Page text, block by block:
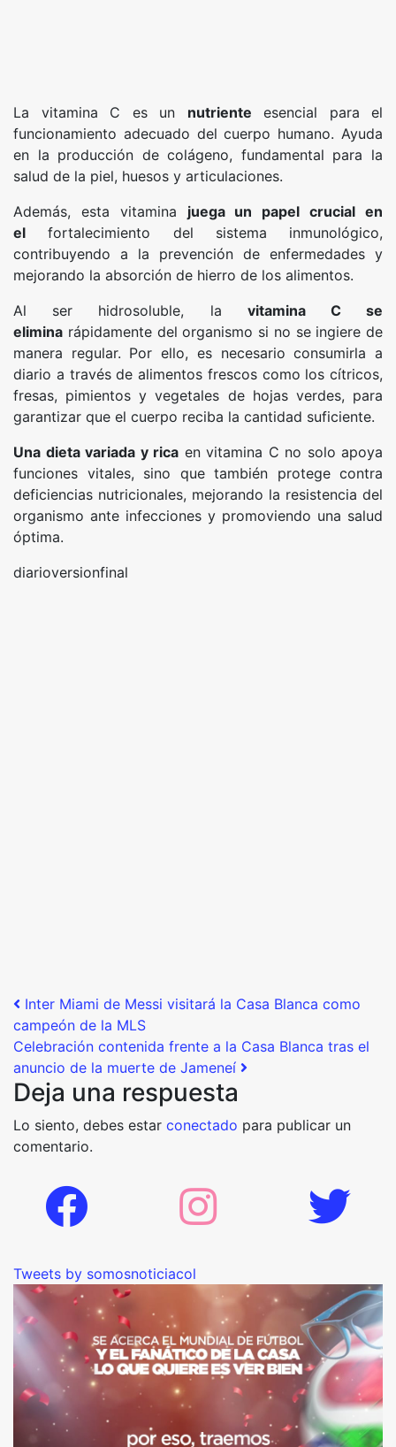
La vitamina C es un nutriente esencial para el
funcionamiento adecuado del cuerpo humano. Ayuda
en la producción de colágeno, fundamental para la
salud de la piel, huesos y articulaciones.
Además, esta vitamina juega un papel crucial en
el fortalecimiento del sistema inmunológico,
contribuyendo a la prevención de enfermedades y
mejorando la absorción de hierro de los alimentos.
Al ser hidrosoluble, la vitamina C se
elimina rápidamente del organismo si no se ingiere de
manera regular. Por ello, es necesario consumirla a
diario a través de alimentos frescos como los cítricos,
fresas, pimientos y vegetales de hojas verdes, para
garantizar que el cuerpo reciba la cantidad suficiente.
Una dieta variada y rica en vitamina C no solo apoya
funciones vitales, sino que también protege contra
deficiencias nutricionales, mejorando la resistencia del
organismo ante infecciones y promoviendo una salud
óptima.
diarioversionfinal
Post navigation
Inter Miami de Messi visitará la Casa Blanca como
campeón de la MLS
Celebración contenida frente a la Casa Blanca tras el
anuncio de la muerte de Jameneí
Deja una respuesta
Lo siento, debes estar conectado para publicar un
comentario.
Tweets by somosnoticiacol